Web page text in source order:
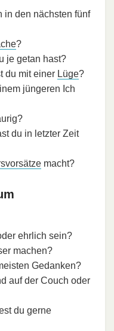
in den nächsten fünf
?
je getan hast?
du mit einer Lüge?
jüngeren Ich
du in letzter Zeit
macht?
ehrlich sein?
machen?
Gedanken?
auf der Couch oder
du gerne